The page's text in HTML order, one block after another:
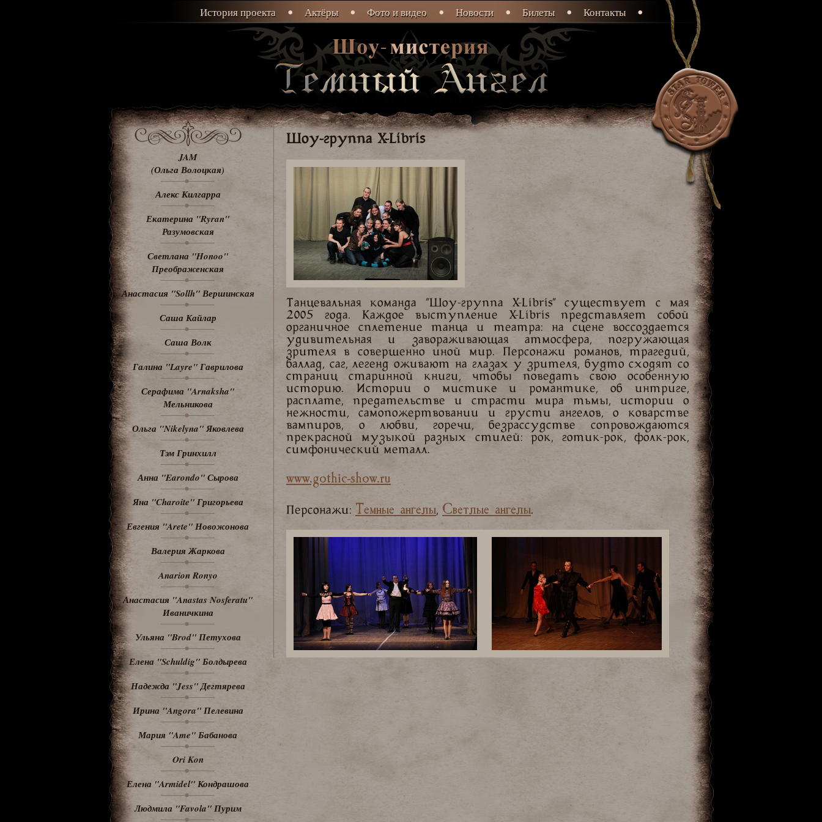
JAM
(Ольга Волоцкая)
Алекс Килгарра
Екатерина "Ryran"
Разумовская
Светлана "Honoo"
Преображенская
Анастасия "Sollh" Вершинская
Саша Кайлар
Саша Волк
Галина "Layre" Гаврилова
Серафима "Arnaksha"
Мельникова
Ольга "Nikelyna" Яковлева
Тэм Гринхилл
Анна "Earondo" Сырова
Яна "Charoite" Григорьева
Евгения "Arete" Новожонова
Валерия Жаркова
Anarion Ronyo
Анастасия "Anastas Nosferatu"
Иваничкина
Ульяна "Brod" Петухова
Елена "Schuldig" Болдырева
Надежда "Jess" Дегтярева
Ирина "Angora" Пелевина
Мария "Ame" Бабанова
Ori Kon
Елена "Armidel" Кондрашова
Людмила "Favola" Пурим
Шоу-группа X-Libris
Танцевальная команда "Шоу-группа X-Libris" существует с мая
2005 года. Каждое выступление X-Libris представляет собой
органичное сплетение танца и театра: на сцене воссоздается
удивительная и завораживающая атмосфера, погружающая
зрителя в совершенно иной мир. Персонажи романов, трагедий,
баллад, саг, легенд оживают на глазах у зрителя, будто сходят со
страниц старинной книги, чтобы поведать свою особенную
историю. Истории о мистике и романтике, об интриге,
расплате, предательстве и страсти мира тьмы, истории о
нежности, самопожертвовании и грусти ангелов, о коварстве
вампиров, о любви, горечи, безрассудстве сопровождаются
прекрасной музыкой разных стилей: рок, готик-рок, фолк-рок,
симфонический металл.
www.gothic-show.ru
Персонажи: Темные ангелы, Светлые ангелы.
История проекта Актёры Фото и видео Новости Билеты Контакты